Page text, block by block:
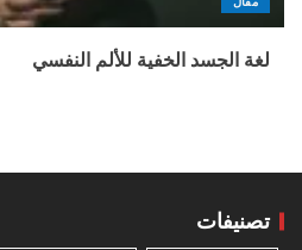
لغة الجسد الخفية للألم النفسي
تصنيفات